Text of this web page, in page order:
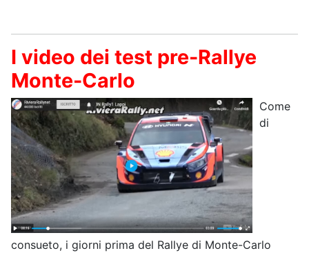
I video dei test pre-Rallye
Monte-Carlo
Come
di
consueto, i giorni prima del Rallye di Monte-Carlo